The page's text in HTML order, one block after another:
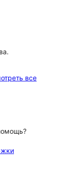
всеотзывы